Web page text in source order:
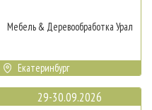
Мебель & Деревообработка Урал
Екатеринбург
29-30.09.2026